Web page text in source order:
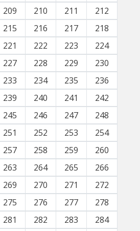
209 210 211
212
215 216 217
218
221 222 223
224
227 228 229
230
233 234 235
236
239 240 241
242
245 246 247
248
251 252 253
254
257 258 259
260
263 264 265
266
269 270 271
272
275 276 277
278
281 282 283
284